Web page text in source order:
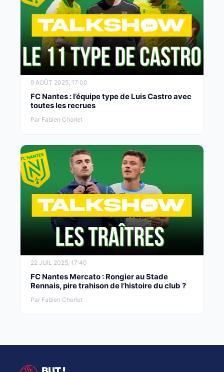
9 AOÛT 2025, 17:00
FC Nantes : l’équipe type de Luis Castro avec
toutes les recrues
Par Fabien Chorlet
22 JUIL 2025, 17:40
FC Nantes Mercato : Rongier au Stade
Rennais, pire trahison de l’histoire du club ?
Par Fabien Chorlet